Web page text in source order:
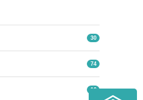
30
74
16